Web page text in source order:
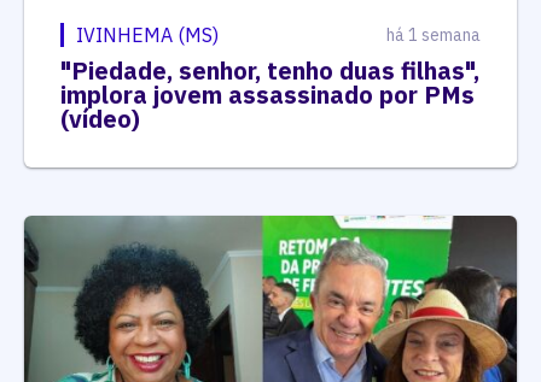
IVINHEMA (MS) há 1 semana
"Piedade, senhor, tenho duas filhas",
implora jovem assassinado por PMs
(vídeo)